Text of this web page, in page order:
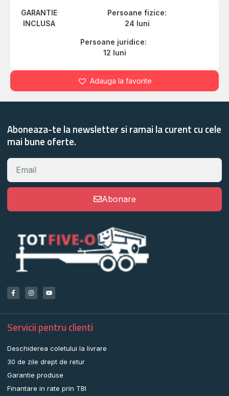
GARANTIE
INCLUSA
Persoane fizice:
24 luni
Persoane juridice:
12 luni
Adauga la favorite
Aboneaza-te la newsletter si ramai la curent cu cele
mai bune oferte.
Abonare
Servicii pentru clienti
Deschiderea coletului la livrare
30 de zile drept de retur
Garantie produse
Finantare in rate prin TBI